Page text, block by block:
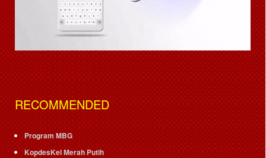
RECOMMENDED
Program MBG
KopdesKel Merah Putih